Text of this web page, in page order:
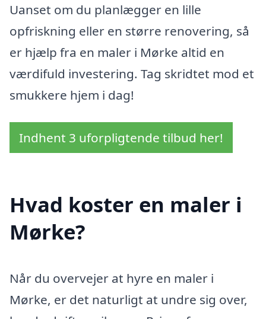
Uanset om du planlægger en lille
opfriskning eller en større renovering, så
er hjælp fra en maler i Mørke altid en
værdifuld investering. Tag skridtet mod et
smukkere hjem i dag!
Indhent 3 uforpligtende tilbud her!
Hvad koster en maler i
Mørke?
Når du overvejer at hyre en maler i
Mørke, er det naturligt at undre sig over,